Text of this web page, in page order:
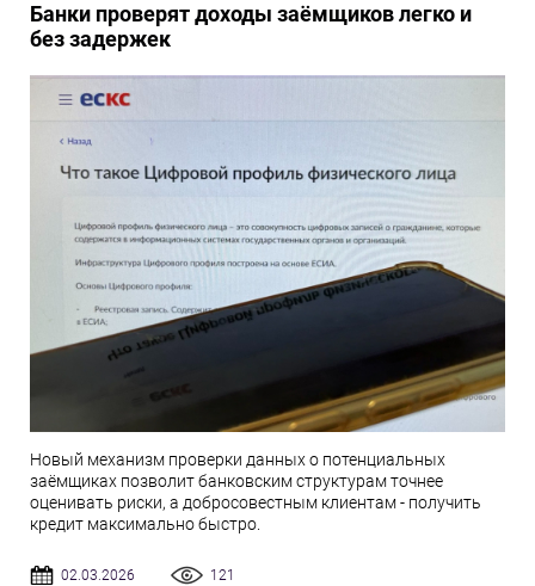
Банки проверят доходы заёмщиков легко и
без задержек
Новый механизм проверки данных о потенциальных
заёмщиках позволит банковским структурам точнее
оценивать риски, а добросовестным клиентам - получить
кредит максимально быстро.
02.03.2026 121